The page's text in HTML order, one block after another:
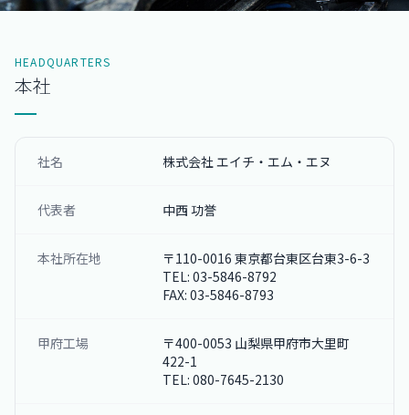
HEADQUARTERS
本社
社名 株式会社 エイチ・エム・エヌ
代表者 中西 功誉
本社所在地
〒110-0016 東京都台東区台東3-6-3
TEL: 03-5846-8792
FAX: 03-5846-8793
甲府工場
〒400-0053 山梨県甲府市大里町
422-1
TEL: 080-7645-2130